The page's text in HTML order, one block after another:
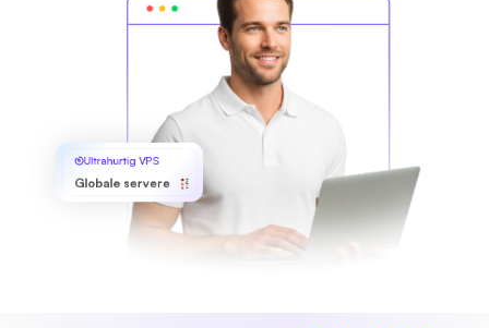
Ultrahurtig VPS
Globale servere